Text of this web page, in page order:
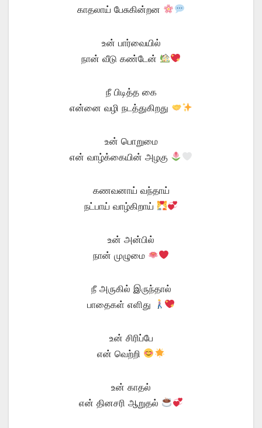
காதலாய் பேசுகின்றன
உன் பார்வையில்
நான் வீடு கண்டேன்
நீ பிடித்த கை
என்னை வழி நடத்துகிறது
உன் பொறுமை
என் வாழ்க்கையின் அழகு
கணவனாய் வந்தாய்
நட்பாய் வாழ்கிறாய்
உன் அன்பில்
நான் முழுமை
நீ அருகில் இருந்தால்
பாதைகள் எளிது
உன் சிரிப்பே
என் வெற்றி
உன் காதல்
என் தினசரி ஆறுதல்